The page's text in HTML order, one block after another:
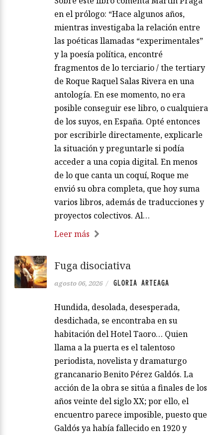
en el prólogo: “Hace algunos años,
mientras investigaba la relación entre
las poéticas llamadas “experimentales”
y la poesía política, encontré
fragmentos de lo terciario / the tertiary
de Roque Raquel Salas Rivera en una
antología. En ese momento, no era
posible conseguir ese libro, o cualquiera
de los suyos, en España. Opté entonces
por escribirle directamente, explicarle
la situación y preguntarle si podía
acceder a una copia digital. En menos
de lo que canta un coquí, Roque me
envió su obra completa, que hoy suma
varios libros, además de traducciones y
proyectos colectivos. Al…
Leer más
Fuga disociativa
agosto 06, 2026 / GLORIA ARTEAGA
Hundida, desolada, desesperada,
desdichada, se encontraba en su
habitación del Hotel Taoro… Quien
llama a la puerta es el talentoso
periodista, novelista y dramaturgo
grancanario Benito Pérez Galdós. La
acción de la obra se sitúa a finales de los
años veinte del siglo XX; por ello, el
encuentro parece imposible, puesto que
Galdós ya había fallecido en 1920 y